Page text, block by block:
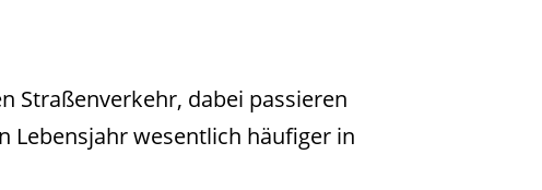
Straßenverkehr, dabei passieren
Lebensjahr wesentlich häufiger in